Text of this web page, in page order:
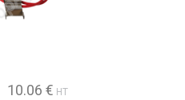
10.06 € HT